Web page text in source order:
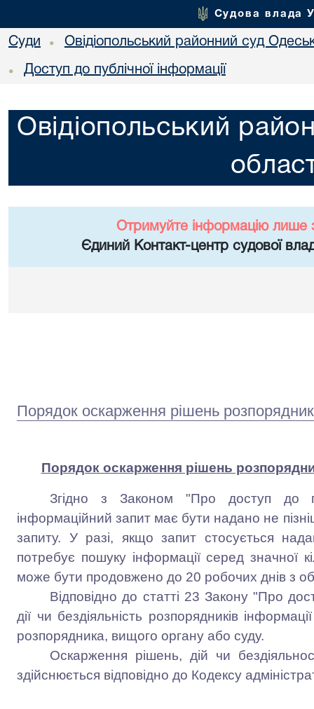
Судова влада
Суди • Овідіопольський районний суд
• Доступ до публічної інформації
Овідіопольський
Отримуйте інформацію лише
Єдиний Контакт-центр судової
Порядок оскарження рішень
Порядок оскарження рішень
Згідно з Законом "Про доступ до
інформаційний запит має бути надано не
запиту. У разі, якщо запит стосується
потребує пошуку інформації серед значної
може бути продовжено до 20 робочих днів з
Відповідно до статті 23 Закону "Про
дії чи бездіяльність розпорядників
розпорядника, вищого органу або суду.
Оскарження рішень, дій чи
здійснюється відповідно до Кодексу